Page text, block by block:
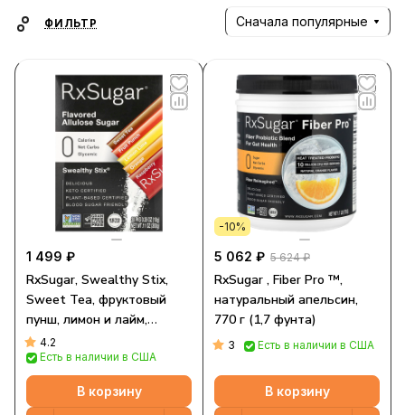
ФИЛЬТР Сначала популярные
1 499 ₽
RxSugar, Swealthy Stix,
Sweet Tea, фруктовый
пунш, лимон и лайм,
апельсин, малина, 30
пакетиков по 10 г (0,35
унции)
4.2
Есть в наличии в США
В корзину
-10%
5 062 ₽ 5 624 ₽
RxSugar , Fiber Pro ™,
натуральный апельсин,
770 г (1,7 фунта)
3 Есть в наличии в США
В корзину